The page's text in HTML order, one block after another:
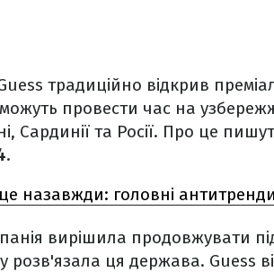
традиційно відкрив
провести час на
Сардинії та Росії. Про це
.
назавжди: головні антитренди
вирішила продовжувати
розв'язала ця держава. Guess